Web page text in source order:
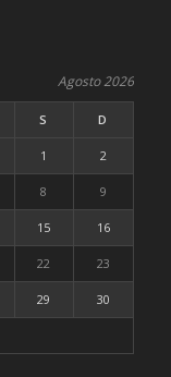
Agosto 2026
S D
1 2
8 9
15 16
22 23
29 30